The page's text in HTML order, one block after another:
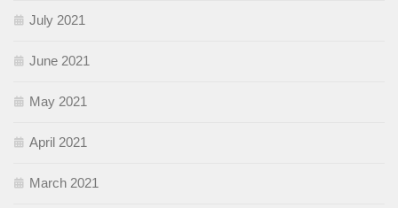
July 2021
June 2021
May 2021
April 2021
March 2021